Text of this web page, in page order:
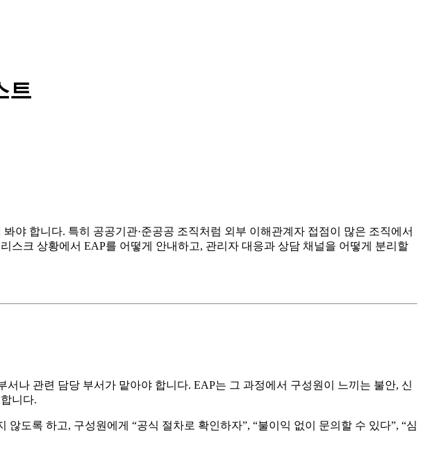
트
야 합니다. 특히 공공기관·준공공 조직처럼 외부 이해관계자 접점이 많은 조직에서
스크 상황에서 EAP를 어떻게 안내하고, 관리자 대응과 상담 채널을 어떻게 분리할
나 관련 담당 부서가 맡아야 합니다. EAP는 그 과정에서 구성원이 느끼는 불안, 신
니다.
도록 하고, 구성원에게 “공식 절차로 확인하자”, “불이익 없이 문의할 수 있다”, “심